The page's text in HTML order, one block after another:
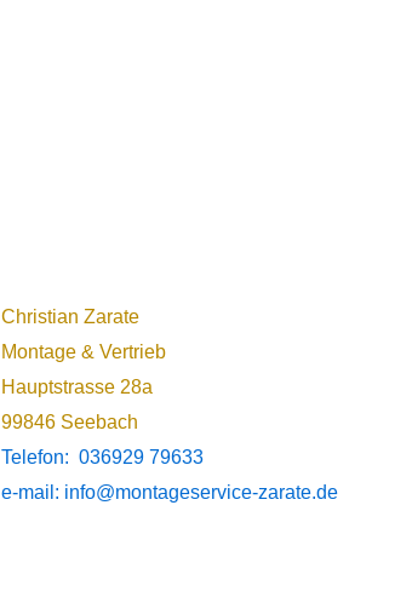
Christian Zarate
Montage & Vertrieb
Hauptstrasse 28a
99846 Seebach
Telefon: 036929 79633
e-mail: info@montageservice-zarate.de